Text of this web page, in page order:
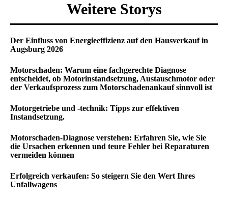
Weitere Storys
Der Einfluss von Energieeffizienz auf den Hausverkauf in
Augsburg 2026
Motorschaden: Warum eine fachgerechte Diagnose
entscheidet, ob Motorinstandsetzung, Austauschmotor oder
der Verkaufsprozess zum Motorschadenankauf sinnvoll ist
Motorgetriebe und -technik: Tipps zur effektiven
Instandsetzung.
Motorschaden-Diagnose verstehen: Erfahren Sie, wie Sie
die Ursachen erkennen und teure Fehler bei Reparaturen
vermeiden können
Erfolgreich verkaufen: So steigern Sie den Wert Ihres
Unfallwagens